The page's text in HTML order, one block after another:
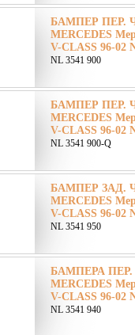
БАМПЕР ПЕР.
MERCEDES
V-CLASS 96-02
NL 3541 900
БАМПЕР ПЕР.
MERCEDES
V-CLASS 96-02
NL 3541 900-Q
БАМПЕР ЗАД.
MERCEDES
V-CLASS 96-02
NL 3541 950
БАМПЕРА
MERCEDES
V-CLASS 96-02
NL 3541 940